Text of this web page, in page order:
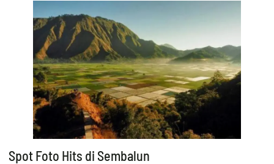
Spot Foto Hits di Sembalun